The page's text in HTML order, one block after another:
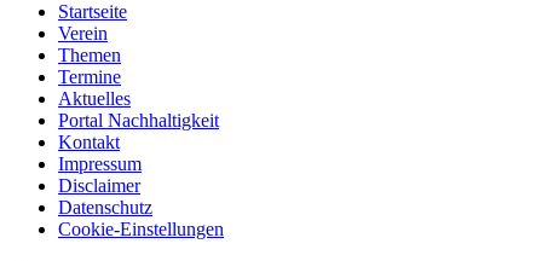
Startseite
Verein
Themen
Termine
Aktuelles
Portal Nachhaltigkeit
Kontakt
Impressum
Disclaimer
Datenschutz
Cookie-Einstellungen